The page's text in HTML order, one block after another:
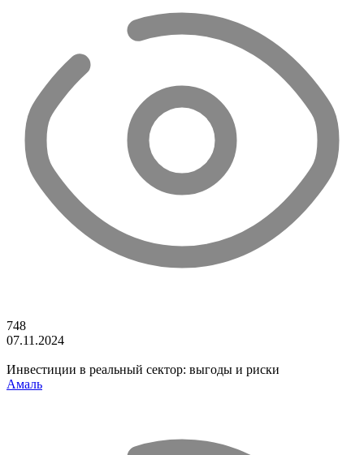
748
07.11.2024
Инвестиции в реальный сектор: выгоды и риски
Амаль